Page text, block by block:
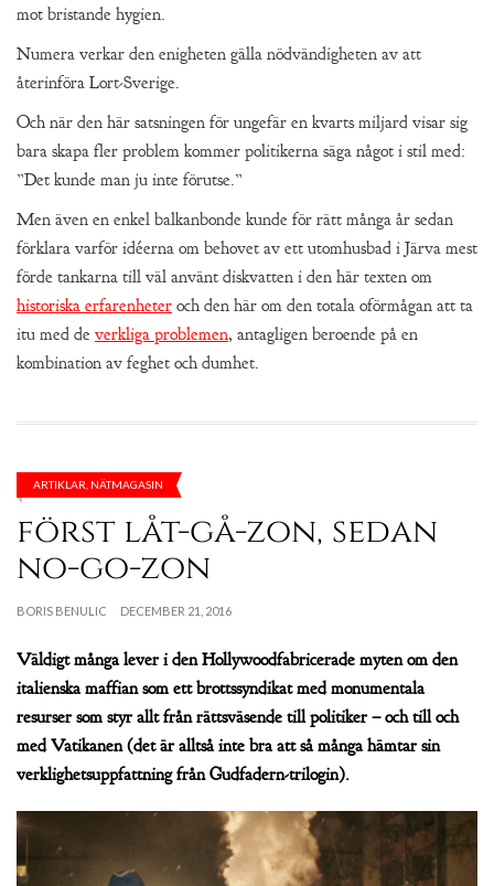
mot bristande hygien.
Numera verkar den enigheten gälla nödvändigheten av att
återinföra Lort-Sverige.
Och när den här satsningen för ungefär en kvarts miljard visar sig
bara skapa fler problem kommer politikerna säga något i stil med:
”Det kunde man ju inte förutse.”
Men även en enkel balkanbonde kunde för rätt många år sedan
förklara varför idéerna om behovet av ett utomhusbad i Järva mest
förde tankarna till väl använt diskvatten i den här texten om
historiska erfarenheter och den här om den totala oförmågan att ta
itu med de verkliga problemen, antagligen beroende på en
kombination av feghet och dumhet.
ARTIKLAR NÄTMAGASIN
först låt-gå-zon, sedan
no-go-zon
BORIS BENULIC DECEMBER 21, 2016
Väldigt många lever i den Hollywoodfabricerade myten om den
italienska maffian som ett brottssyndikat med monumentala
resurser som styr allt från rättsväsende till politiker – och till och
med Vatikanen (det är alltså inte bra att så många hämtar sin
verklighetsuppfattning från Gudfadern-trilogin).